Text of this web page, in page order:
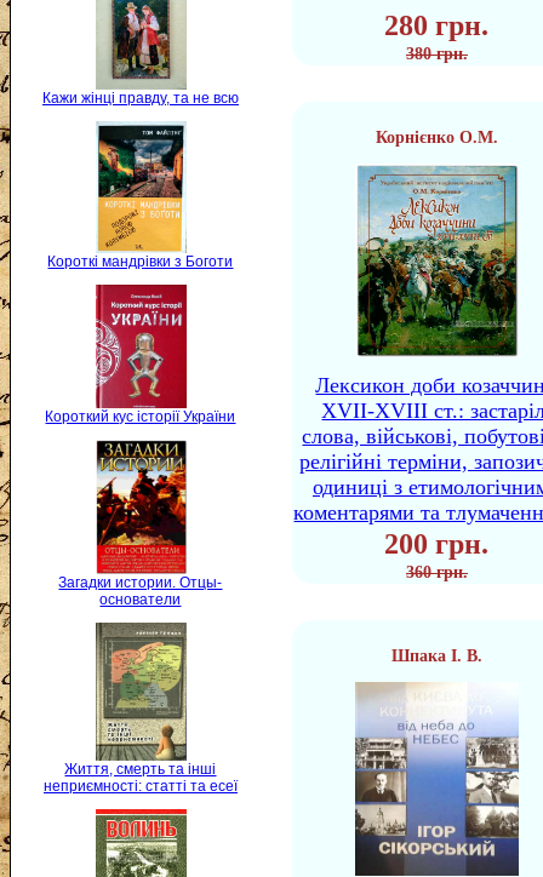
Кажи жінці правду, та не всю
Короткі мандрівки з Боготи
Короткий кус історії України
Загадки истории. Отцы-
основатели
Життя, смерть та інші
неприємності: статті та есеї
280 грн.
380 грн.
Корнієнко О.М.
Лексикон доби
XVII-XVIII ст.:
слова, військові,
релігійні терміни,
одиниці з
коментарями та
200 грн.
360 грн.
Шпака І. В.